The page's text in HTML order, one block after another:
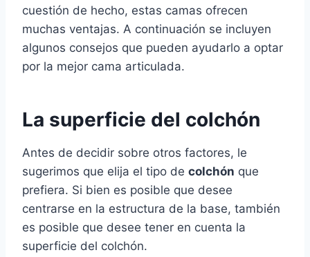
cuestión de hecho, estas camas ofrecen
muchas ventajas. A continuación se incluyen
algunos consejos que pueden ayudarlo a optar
por la mejor cama articulada.
La superficie del colchón
Antes de decidir sobre otros factores, le
sugerimos que elija el tipo de colchón que
prefiera. Si bien es posible que desee
centrarse en la estructura de la base, también
es posible que desee tener en cuenta la
superficie del colchón.